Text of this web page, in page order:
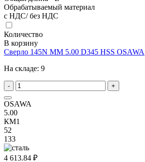
Обрабатываемый материал
с НДС/ без НДС
Количество
В корзину
Сверло 145N MM 5.00 D345 HSS OSAWA
На складе: 9
- +
OSAWA
5.00
КМ1
52
133
4 613.84 ₽